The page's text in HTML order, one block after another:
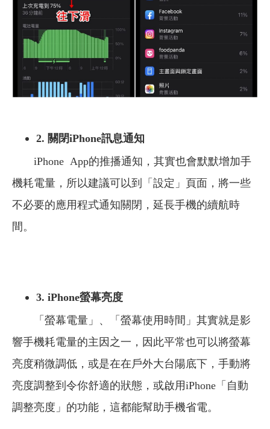
2. 關閉iPhone訊息通知
iPhone App的推播通知，其實也會默默增加手
機耗電量，所以建議可以到「設定」頁面，將一些
不必要的應用程式通知關閉，延長手機的續航時
間。
3. iPhone螢幕亮度
「螢幕電量」、「螢幕使用時間」其實就是影
響手機耗電量的主因之一，因此平常也可以將螢幕
亮度稍微調低，或是在在戶外大台陽底下，手動將
亮度調整到令你舒適的狀態，或啟用iPhone「自動
調整亮度」的功能，這都能幫助手機省電。